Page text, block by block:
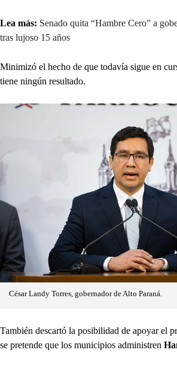
Lea más: Senado quita “Hambre Cero” a
tras lujoso 15 años
Minimizó el hecho de que todavía sigue en
tiene ningún resultado.
César Landy Torres, gobernador de Alto Paraná.
También descartó la posibilidad de apoyar el
se pretende que los municipios administren